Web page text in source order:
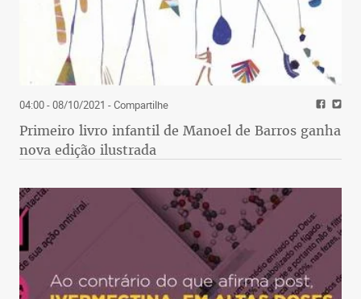
04:00 - 08/10/2021 - Compartilhe
Primeiro livro infantil de Manoel de Barros ganha
nova edição ilustrada